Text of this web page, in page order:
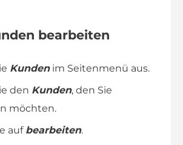
bearbeiten
Kundenim Seitenmenü aus.
den Kunden, den Sie
möchten.
auf bearbeiten.